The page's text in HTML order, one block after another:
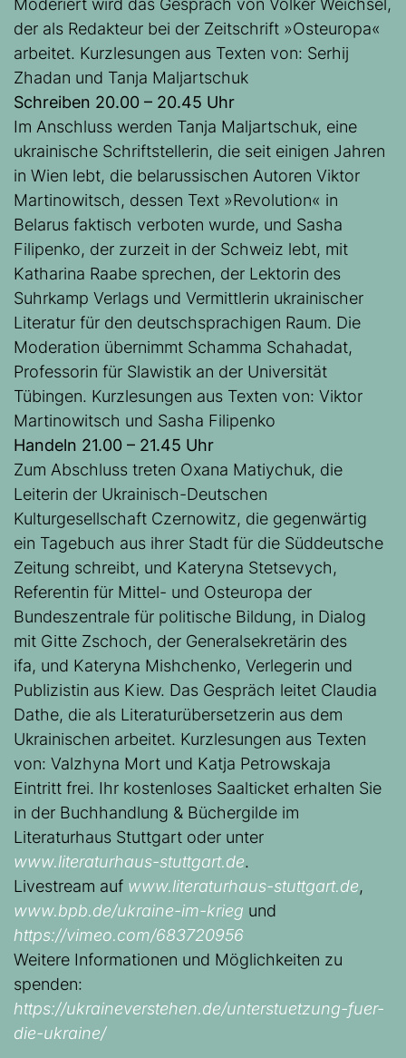
der als Redakteur bei der Zeitschrift »Osteuropa«
arbeitet. Kurzlesungen aus Texten von: Serhij
Zhadan und Tanja Maljartschuk
Schreiben 20.00 – 20.45 Uhr
Im Anschluss werden Tanja Maljartschuk, eine
ukrainische Schriftstellerin, die seit einigen Jahren
in Wien lebt, die belarussischen Autoren Viktor
Martinowitsch, dessen Text »Revolution« in
Belarus faktisch verboten wurde, und Sasha
Filipenko, der zurzeit in der Schweiz lebt, mit
Katharina Raabe sprechen, der Lektorin des
Suhrkamp Verlags und Vermittlerin ukrainischer
Literatur für den deutschsprachigen Raum. Die
Moderation übernimmt Schamma Schahadat,
Professorin für Slawistik an der Universität
Tübingen. Kurzlesungen aus Texten von: Viktor
Martinowitsch und Sasha Filipenko
Handeln 21.00 – 21.45 Uhr
Zum Abschluss treten Oxana Matiychuk, die
Leiterin der Ukrainisch-Deutschen
Kulturgesellschaft Czernowitz, die gegenwärtig
ein Tagebuch aus ihrer Stadt für die Süddeutsche
Zeitung schreibt, und Kateryna Stetsevych,
Referentin für Mittel- und Osteuropa der
Bundeszentrale für politische Bildung, in Dialog
mit Gitte Zschoch, der Generalsekretärin des
ifa, und Kateryna Mishchenko, Verlegerin und
Publizistin aus Kiew. Das Gespräch leitet Claudia
Dathe, die als Literaturübersetzerin aus dem
Ukrainischen arbeitet. Kurzlesungen aus Texten
von: Valzhyna Mort und Katja Petrowskaja
Eintritt frei. Ihr kostenloses Saalticket erhalten Sie
in der Buchhandlung & Büchergilde im
Literaturhaus Stuttgart oder unter
www.literaturhaus-stuttgart.de.
Livestream auf www.literaturhaus-stuttgart.de,
www.bpb.de/ukraine-im-krieg und
https://vimeo.com/683720956
Weitere Informationen und Möglichkeiten zu
spenden:
https://ukraineverstehen.de/unterstuetzung-fuer-
die-ukraine/